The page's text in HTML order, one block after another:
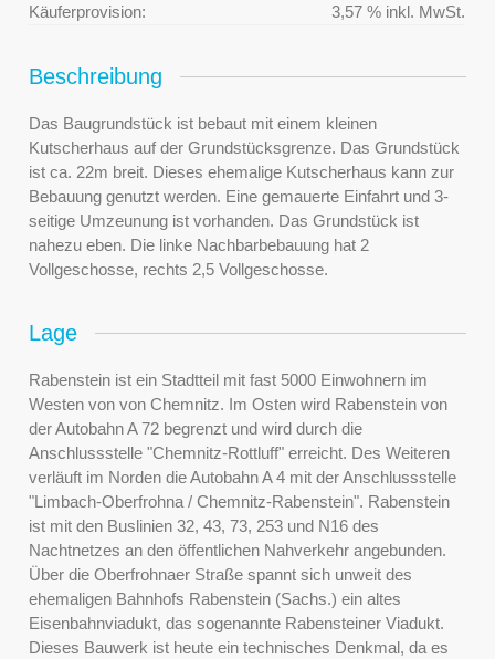
Käuferprovision:
3,57 % inkl. MwSt.
Beschreibung
Das Baugrundstück ist bebaut mit einem kleinen
Kutscherhaus auf der Grundstücksgrenze. Das Grundstück
ist ca. 22m breit. Dieses ehemalige Kutscherhaus kann zur
Bebauung genutzt werden. Eine gemauerte Einfahrt und 3-
seitige Umzeunung ist vorhanden. Das Grundstück ist
nahezu eben. Die linke Nachbarbebauung hat 2
Vollgeschosse, rechts 2,5 Vollgeschosse.
Lage
Rabenstein ist ein Stadtteil mit fast 5000 Einwohnern im
Westen von von Chemnitz. Im Osten wird Rabenstein von
der Autobahn A 72 begrenzt und wird durch die
Anschlussstelle "Chemnitz-Rottluff" erreicht. Des Weiteren
verläuft im Norden die Autobahn A 4 mit der Anschlussstelle
"Limbach-Oberfrohna / Chemnitz-Rabenstein". Rabenstein
ist mit den Buslinien 32, 43, 73, 253 und N16 des
Nachtnetzes an den öffentlichen Nahverkehr angebunden.
Über die Oberfrohnaer Straße spannt sich unweit des
ehemaligen Bahnhofs Rabenstein (Sachs.) ein altes
Eisenbahnviadukt, das sogenannte Rabensteiner Viadukt.
Dieses Bauwerk ist heute ein technisches Denkmal, da es